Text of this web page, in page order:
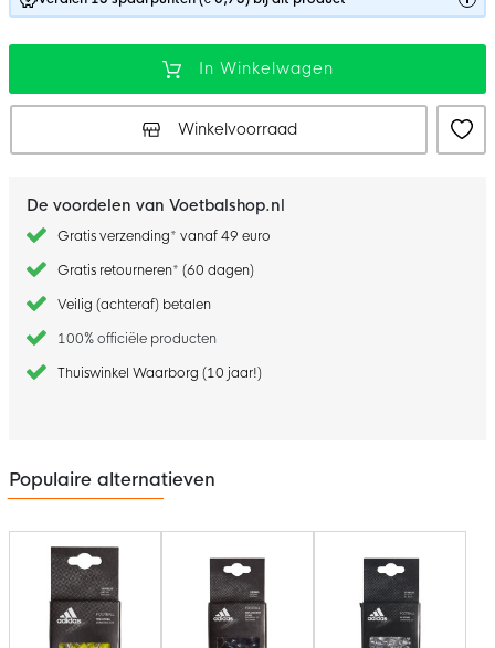
In Winkelwagen
Winkelvoorraad
De voordelen van Voetbalshop.nl
Gratis verzending* vanaf 49 euro
Gratis retourneren* (60 dagen)
Veilig (achteraf) betalen
100% officiële producten
Thuiswinkel Waarborg (10 jaar!)
Populaire alternatieven